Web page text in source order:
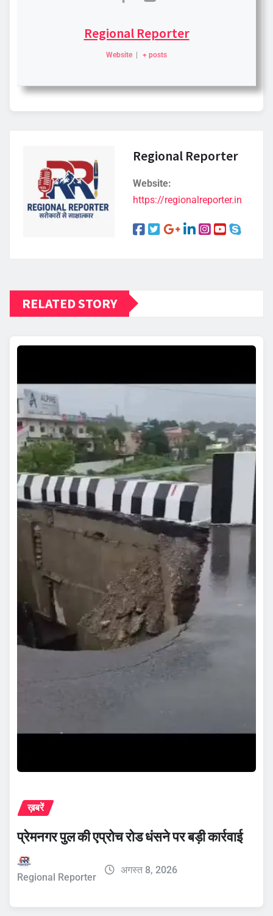
Regional Reporter
Website + posts
Regional Reporter
Website:
https://regionalreporter.in
RELATED STORY
ख़बरें
प्रेमनगर पुल की एप्रोच रोड धंसने पर बड़ी कार्रवाई
Regional Reporter
अगस्त 8, 2026